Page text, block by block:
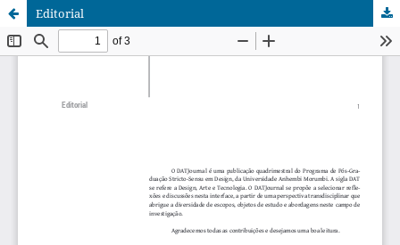
Editorial